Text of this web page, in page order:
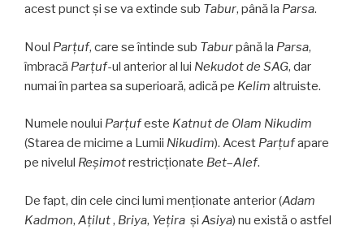
acest punct și se va extinde sub Tabur, până la Parsa.
Noul Parţuf, care se întinde sub Taburpână la Parsa,
îmbracă Parţuf-ul anterior al lui Nekudot de SAG, dar
numai în partea sa superioară, adică pe Kelim altruiste.
Numele noului Parţufeste Katnut de Olam Nikudim
(Starea de micime a Lumii Nikudim). Acest Parţufapare
pe nivelul Reşimotrestricționate Bet–Alef.
De fapt, din cele cinci lumi menționate anterior (Adam
Kadmon, Aţilut, Briya, Yeţira și Asiya) nu există o astfel